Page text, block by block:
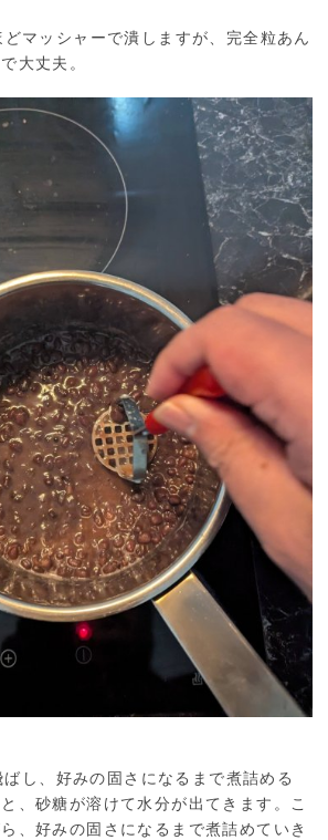
マッシャーで潰しますが、完全粒あん
大丈夫。
し、好みの固さになるまで煮詰める
、砂糖が溶けて水分が出てきます。こ
、好みの固さになるまで煮詰めていき